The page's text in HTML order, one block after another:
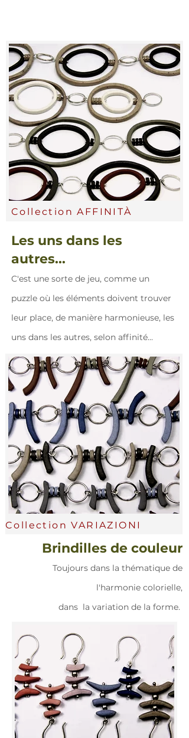
Collection AFFINITÀ
Les uns dans les
autres...
C'est une sorte de jeu, comme un
puzzle où les éléments doivent trouver
leur place, de manière harmonieuse, les
uns dans les autres, selon affinité...
Collection VARIAZIONI
Brindilles de couleur
Toujours dans la thématique de
l'harmonie colorielle,
dans la variation de la forme.